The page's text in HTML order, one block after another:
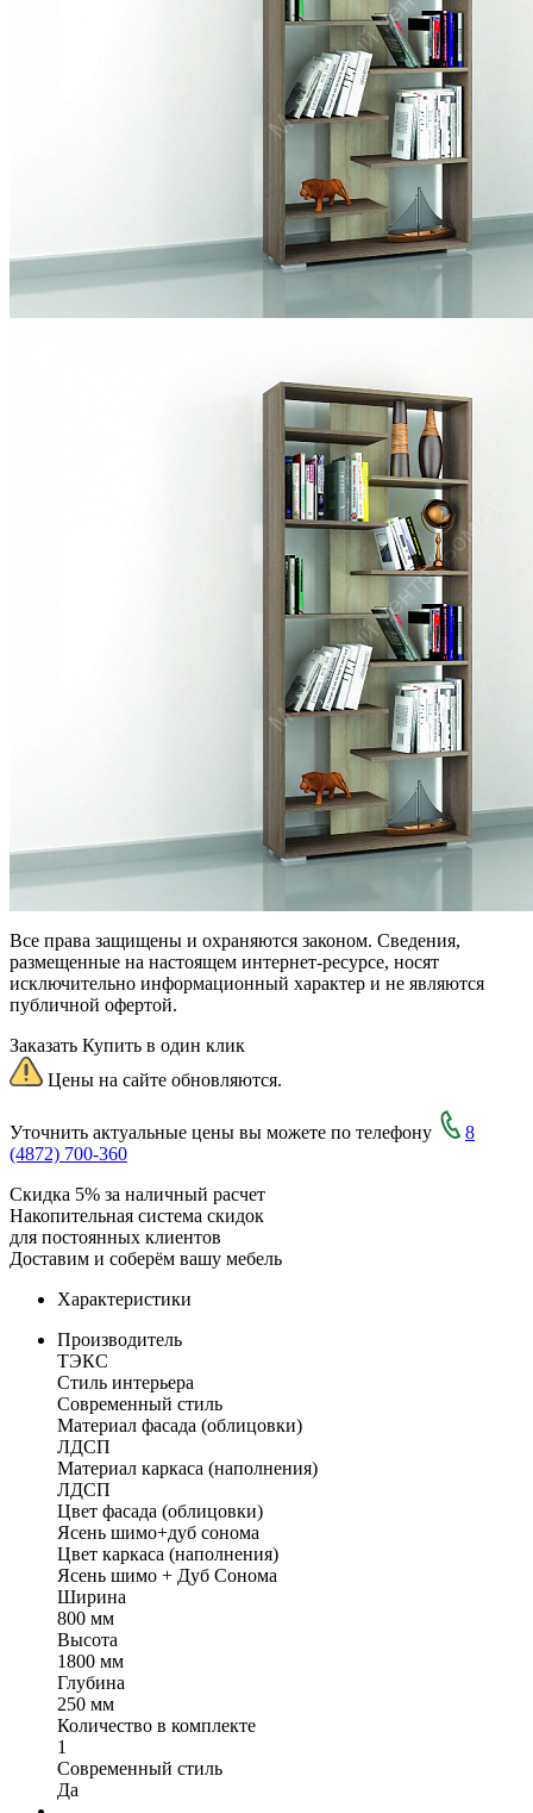
Все права защищены и охраняются законом. Сведения,
размещенные на настоящем интернет-ресурсе, носят
исключительно информационный характер и не являются
публичной офертой.
Заказать Купить в один клик
Цены на сайте обновляются.
Уточнить актуальные цены вы можете по телефону
8
(4872) 700-360
Скидка 5% за наличный расчет
Накопительная система скидок
для постоянных клиентов
Доставим и соберём вашу мебель
Характеристики
Производитель
ТЭКС
Стиль интерьера
Современный стиль
Материал фасада (облицовки)
ЛДСП
Материал каркаса (наполнения)
ЛДСП
Цвет фасада (облицовки)
Ясень шимо+дуб сонома
Цвет каркаса (наполнения)
Ясень шимо + Дуб Сонома
Ширина
800 мм
Высота
1800 мм
Глубина
250 мм
Количество в комплекте
1
Современный стиль
Да